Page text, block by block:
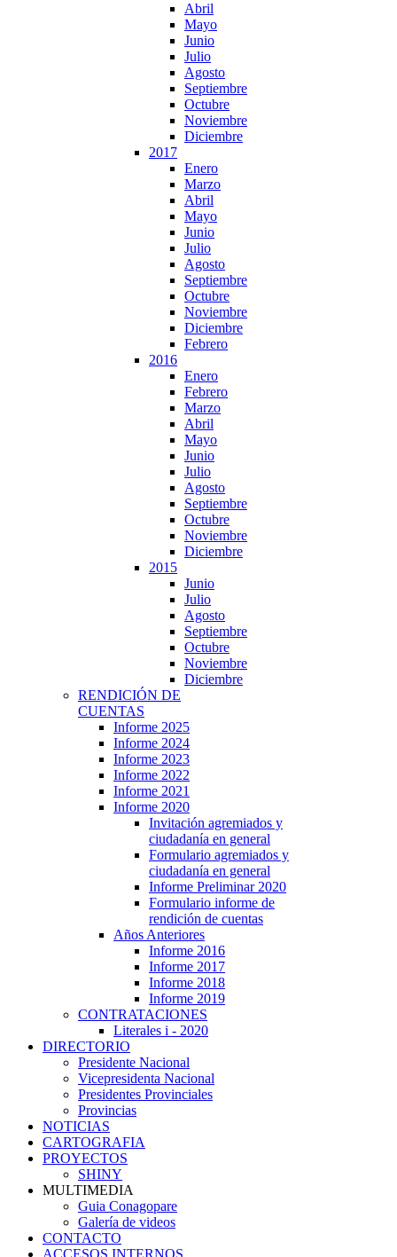
Abril
Mayo
Junio
Julio
Agosto
Septiembre
Octubre
Noviembre
Diciembre
2017
Enero
Marzo
Abril
Mayo
Junio
Julio
Agosto
Septiembre
Octubre
Noviembre
Diciembre
Febrero
2016
Enero
Febrero
Marzo
Abril
Mayo
Junio
Julio
Agosto
Septiembre
Octubre
Noviembre
Diciembre
2015
Junio
Julio
Agosto
Septiembre
Octubre
Noviembre
Diciembre
RENDICIÓN DE
CUENTAS
Informe 2025
Informe 2024
Informe 2023
Informe 2022
Informe 2021
Informe 2020
Invitación agremiados y
ciudadanía en general
Formulario agremiados y
ciudadanía en general
Informe Preliminar 2020
Formulario informe de
rendición de cuentas
Años Anteriores
Informe 2016
Informe 2017
Informe 2018
Informe 2019
CONTRATACIONES
Literales i - 2020
DIRECTORIO
Presidente Nacional
Vicepresidenta Nacional
Presidentes Provinciales
Provincias
NOTICIAS
CARTOGRAFIA
PROYECTOS
SHINY
MULTIMEDIA
Guia Conagopare
Galería de videos
CONTACTO
ACCESOS INTERNOS